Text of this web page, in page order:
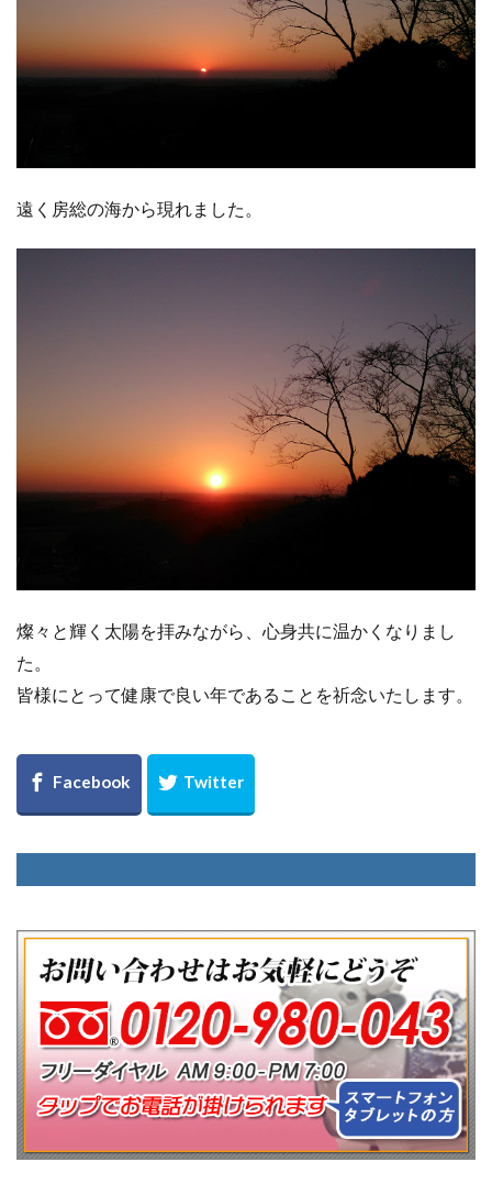
遠く房総の海から現れました。
燦々と輝く太陽を拝みながら、心身共に温かくなりまし
た。
皆様にとって健康で良い年であることを祈念いたします。